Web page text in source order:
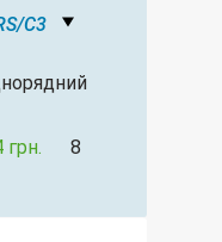
C3
грн. 8